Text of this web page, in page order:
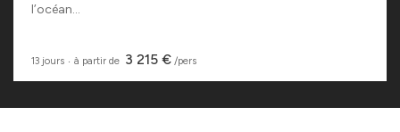
l’océan...
13 jours ‧ à partir de 3 215 € /pers